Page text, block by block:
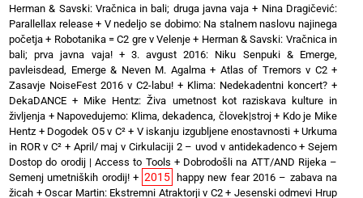
Herman & Savski: Vračnica in bali; druga javna vaja + Nina Dragičević:
Parallellax release+ V nedeljo se dobimo: Na stalnem naslovu najinega
početja + Robotanika = C2 gre v Velenje + Herman & Savski: Vračnica in
bali; prva javna vaja!+ 3. avgust 2016: Niku Senpuki & Emerge,
pavleisdead, Emerge & Neven M. Agalma+ Atlas of Tremors v C2+
Zasavje NoiseFest 2016 v C2-labu! + Klima: Nedekadentni koncert? +
DekaDANCE + Mike Hentz: Živa umetnost kot raziskava kulture in
življenja + Napovedujemo: Klima, dekadenca, človek|stroj+ Kdo je Mike
Hentz + Dogodek O5 v C²+ V iskanju izgubljene enostavnosti + Urkuma
in ROR v C² + April/ maj v Cirkulaciji 2 – uvod v antidekadenco+Sejem
Dostop do orodij | Access to Tools + Dobrodošli na ATT/AND Rijeka –
Semenj umetniških orodij!+ 2015
happy new fear 2016 – zabava na
žicah +Oscar Martin: Ekstremni Atraktorji v C2+ Jesenski odmevi Hrup